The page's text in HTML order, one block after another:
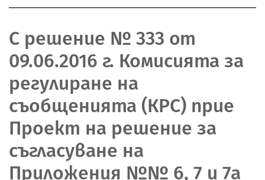
С решение № 333 от
09.06.2016 г. Комисията за
регулиране на
съобщенията (КРС) прие
Проект на решение за
съгласуване на
Приложения №№ 6, 7 и 7а